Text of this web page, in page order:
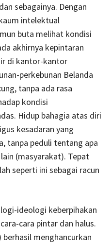
sebagainya. Dengan
intelektual
buta melihat kondisi
akhirnya kepintaran
di kantor-kantor
perkebunan Belanda
tanpa ada rasa
kondisi
Hidup bahagia atas diri
kesadaran yang
tanpa peduli tentang apa
(masyarakat). Tepat
seperti ini sebagai racun
ideologi keberpihakan
cara pintar dan halus.
menghancurkan